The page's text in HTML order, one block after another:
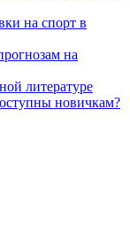
на спорт в
на
литературе
новичкам?